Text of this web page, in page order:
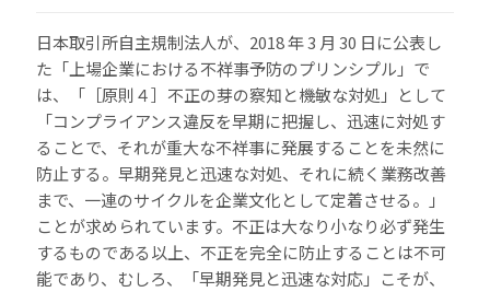
日本取引所自主規制法人が、2018 年 3 月 30 日に公表し
た「上場企業における不祥事予防のプリンシプル」で
は、「［原則４］不正の芽の察知と機敏な対処」として
「コンプライアンス違反を早期に把握し、迅速に対処す
ることで、それが重大な不祥事に発展することを未然に
防止する。早期発見と迅速な対処、それに続く業務改善
まで、一連のサイクルを企業文化として定着させる。」
ことが求められています。不正は大なり小なり必ず発生
するものである以上、不正を完全に防止することは不可
能であり、むしろ、「早期発見と迅速な対応」こそが、